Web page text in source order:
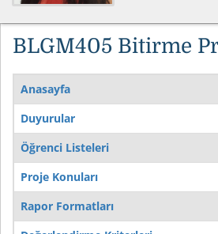
BLGM405 Bitirme
Anasayfa
Duyurular
Öğrenci Listeleri
Proje Konuları
Rapor Formatları